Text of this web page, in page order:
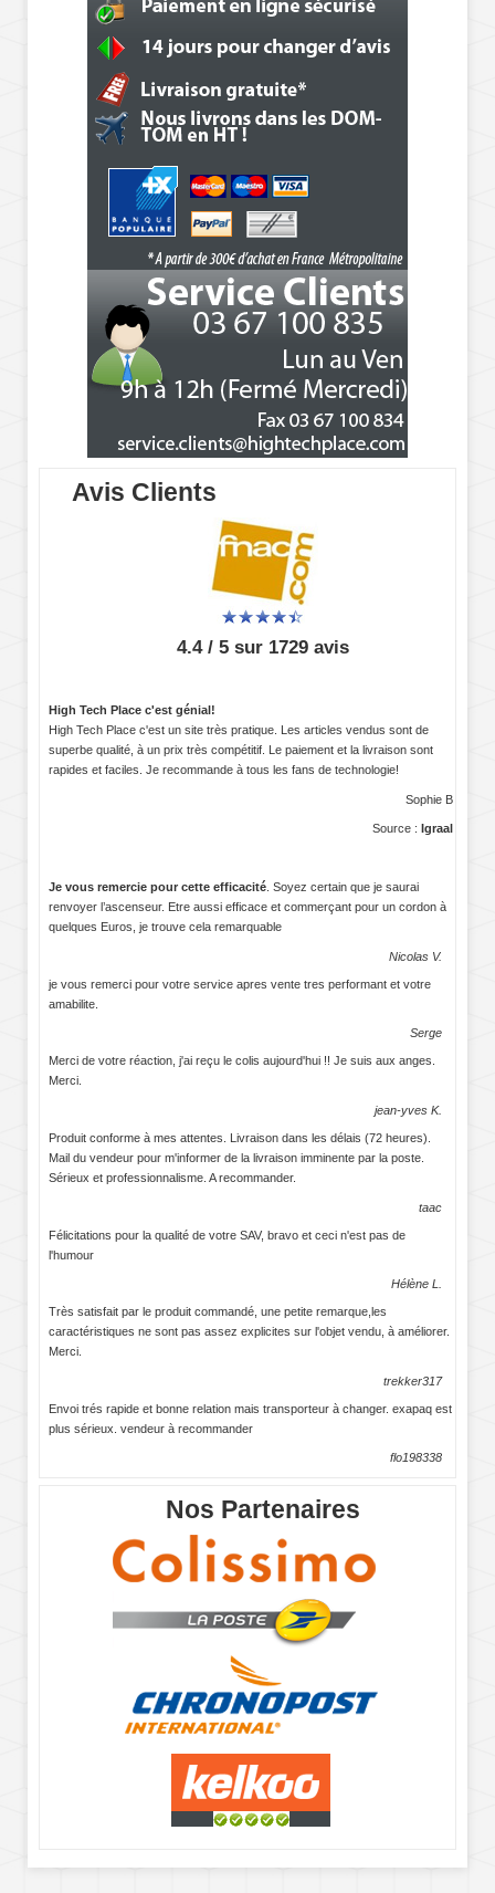
Avis Clients
4.4 / 5 sur 1729 avis
High Tech Place c'est génial!
High Tech Place c'est un site très pratique. Les articles vendus sont de
superbe qualité, à un prix très compétitif. Le paiement et la livraison sont
rapides et faciles. Je recommande à tous les fans de technologie!
Sophie B
Source : Igraal
Je vous remercie pour cette efficacité . Soyez certain que je saurai
renvoyer l’ascenseur. Etre aussi efficace et commerçant pour un cordon à
quelques Euros, je trouve cela remarquable
Nicolas V.
je vous remerci pour votre service apres vente tres performant et votre
amabilite.
Serge
Merci de votre réaction, j'ai reçu le colis aujourd'hui !! Je suis aux anges.
Merci.
jean-yves K.
Produit conforme à mes attentes. Livraison dans les délais (72 heures).
Mail du vendeur pour m'informer de la livraison imminente par la poste.
Sérieux et professionnalisme. A recommander.
taac
Félicitations pour la qualité de votre SAV, bravo et ceci n'est pas de
l'humour
Hélène L.
Très satisfait par le produit commandé, une petite remarque,les
caractéristiques ne sont pas assez explicites sur l'objet vendu, à améliorer.
Merci.
trekker317
Envoi trés rapide et bonne relation mais transporteur à changer. exapaq est
plus sérieux. vendeur à recommander
flo198338
Nos Partenaires